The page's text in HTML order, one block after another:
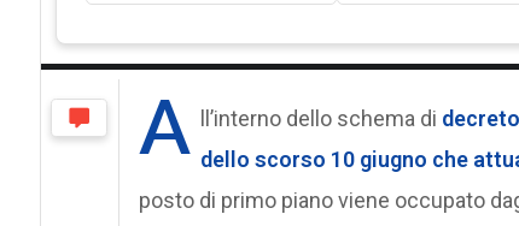
A ll’interno dello schema di
dello scorso 10 giugno che
posto di primo piano viene occupato